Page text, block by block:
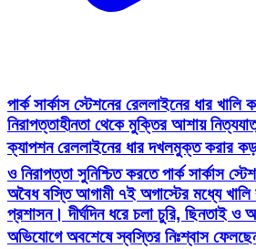
পার্ক সার্কাস স্টেশনের রেললাইনের ধার খালি
নিরাপত্তাহীনতা থেকে মুক্তির আশায়
ক্যাপশন রেললাইনের ধার দখলমুক্ত করার
ও নিরাপত্তা সুনিশ্চিত করতে পার্ক সার্কাস
অবৈধ বস্তি আগামী ৭ই অগাস্টের মধ্যে খালি
প্রশাসন। দীর্ঘদিন ধরে চলা চুরি, ছিনতাই ও
অভিযোগে অবশেষে স্বস্তির নিঃশ্বাস